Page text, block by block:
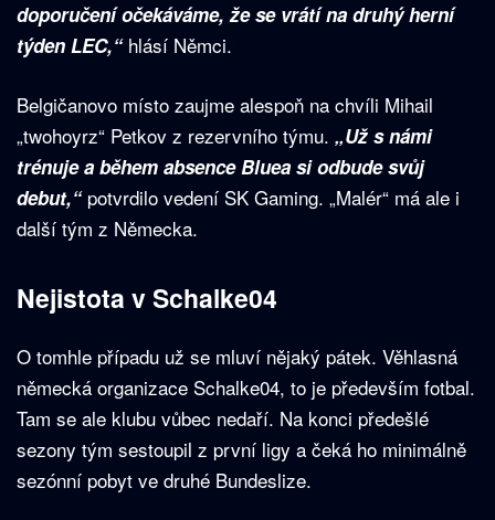
doporučení očekáváme, že se vrátí na druhý herní
týden LEC,“hlásí Němci.
Belgičanovo místo zaujme alespoň na chvíli Mihail
„twohoyrz“ Petkov z rezervního týmu. „Už s námi
trénuje a během absence Bluea si odbude svůj
debut,“ potvrdilo vedení SK Gaming. „Malér“ má ale i
další tým z Německa.
Nejistota v Schalke04
O tomhle případu už se mluví nějaký pátek. Věhlasná
německá organizace Schalke04, to je především fotbal.
Tam se ale klubu vůbec nedaří. Na konci předešlé
sezony tým sestoupil z první ligy a čeká ho minimálně
sezónní pobyt ve druhé Bundeslize.